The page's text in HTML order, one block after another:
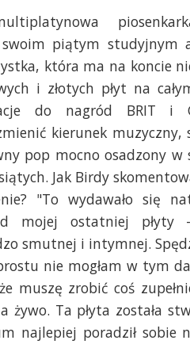
swoim piątym studyjnym
która ma na koncie
i złotych płyt na
do nagród BRIT i
kierunek muzyczny,
pop mocno osadzony w
Jak Birdy
"To wydawało się
mojej ostatniej płyty
smutnej i intymnej.
nie mogłam w tym
muszę zrobić coś
Ta płyta została
najlepiej poradził sobie